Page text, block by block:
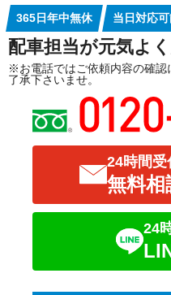
365日年中無休 当日対応
配車担当が元気よ
※お電話ではご依頼内容の確認
了承下さいませ。
24時間受
無料相
24